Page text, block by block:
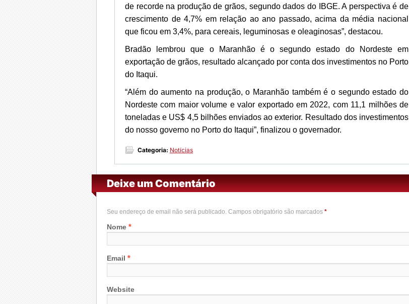
de recorde na produção de grãos, segundo dados do IBGE. A perspectiva é de
crescimento de 4,7% em relação ao ano passado, acima da média nacional
que ficou em 3,4%, para cereais, leguminosas e oleaginosas”, destacou.
Bradão lembrou que o Maranhão é o segundo estado do Nordeste em
exportação de grãos, resultado alcançado por conta dos investimentos no Porto
do Itaqui.
“Além do aumento na produção, o Maranhão também é o segundo estado do
Nordeste com maior volume e valor exportado em 2022, com 11,1 milhões de
toneladas e US$ 4,5 bilhões enviados ao exterior. Resultado dos investimentos
do nosso governo no Porto do Itaqui”, finalizou o governador.
Categoria: Notícias
Deixe um Comentário
Seu endereço de email não será publicado. Campos obrigatório são marcados *
Nome *
Email *
Website